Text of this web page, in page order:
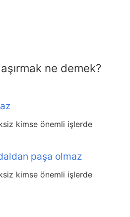
ne demek?
kimse önemli işlerde
paşa olmaz
kimse önemli işlerde